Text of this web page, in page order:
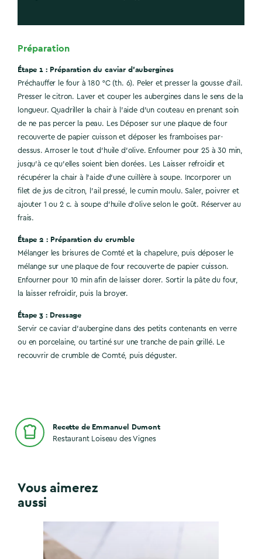
Préparation
Étape 1 : Préparation du caviar d’aubergines
Préchauffer le four à 180 °C (th. 6). Peler et presser la gousse d’ail.
Presser le citron. Laver et couper les aubergines dans le sens de la
longueur. Quadriller la chair à l'aide d'un couteau en prenant soin
de ne pas percer la peau. Les Déposer sur une plaque de four
recouverte de papier cuisson et déposer les framboises par-
dessus. Arroser le tout d'huile d'olive. Enfourner pour 25 à 30 min,
jusqu'à ce qu'elles soient bien dorées. Les Laisser refroidir et
récupérer la chair à l'aide d'une cuillère à soupe. Incorporer un
filet de jus de citron, l'ail pressé, le cumin moulu. Saler, poivrer et
ajouter 1 ou 2 c. à soupe d'huile d'olive selon le goût. Réserver au
frais.
Étape 2 : Préparation du crumble
Mélanger les brisures de Comté et la chapelure, puis déposer le
mélange sur une plaque de four recouverte de papier cuisson.
Enfourner pour 10 min afin de laisser dorer. Sortir la pâte du four,
la laisser refroidir, puis la broyer.
Étape 3 : Dressage
Servir ce caviar d’aubergine dans des petits contenants en verre
ou en porcelaine, ou tartiné sur une tranche de pain grillé. Le
recouvrir de crumble de Comté, puis déguster.
Recette de Emmanuel Dumont
Restaurant Loiseau des Vignes
Vous aimerez
aussi